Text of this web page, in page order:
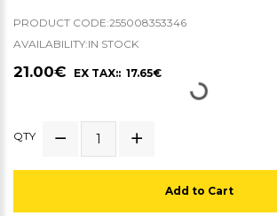
PRODUCT CODE:255008353346
AVAILABILITY:IN STOCK
21.00€ EX TAX:: 17.65€
QTY
Add to Cart